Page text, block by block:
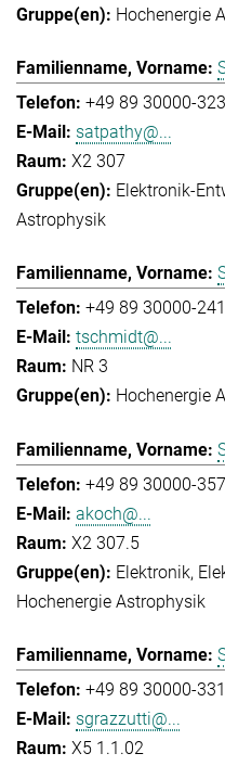
Hochenergie
+49 89 30000-
satpathy@...
X2 307
Elektronik-
Astrophysik
+49 89 30000-
tschmidt@...
NR 3
Hochenergie
+49 89 30000-
akoch@...
X2 307.5
Elektronik
Hochenergie Astrophysik
+49 89 30000-
sgrazzutti@...
X5 1.1.02